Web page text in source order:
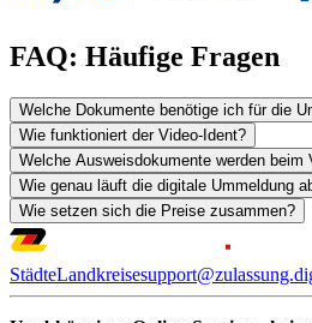
FAQ: Häufige Fragen
Welche Dokumente benötige ich für die
Wie funktioniert der Video-Ident?
Welche Ausweisdokumente werden beim
Wie genau läuft die digitale Ummeldung
Wie setzen sich die Preise zusammen?
StädteLandkreise